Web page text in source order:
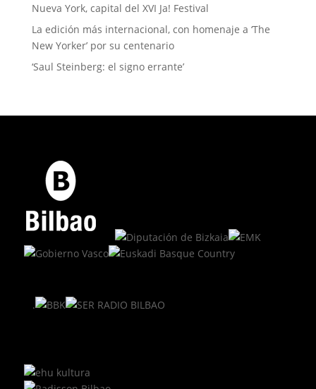
Nueva York, capital del XVI Ja! Festival
La edición más internacional, con homenaje a ‘The
New Yorker’ por su centenario
‘Saul Steinberg: el signo errante’
.